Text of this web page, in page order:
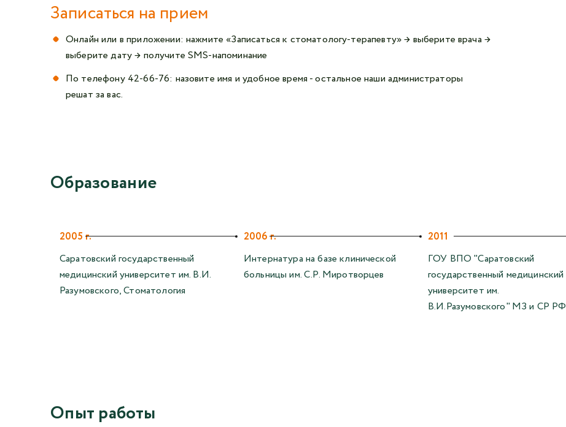
Записаться на прием
Онлайн или в приложении: нажмите «Записаться к стоматологу-терапевту» → выберите врача →
выберите дату → получите SMS-напоминание
По телефону 42-66-76: назовите имя и удобное время - остальное наши администраторы
решат за вас.
Образование
2005 г.
Саратовский государственный
медицинский университет им. В.И.
Разумовского, Стоматология
2006 г.
Интернатура на базе клинической
больницы им. С.Р. Миротворцев
2011
ГОУ ВПО "Саратовский
государственный медицинский
университет им.
В.И.Разумовского" МЗ и СР РФ
Опыт работы